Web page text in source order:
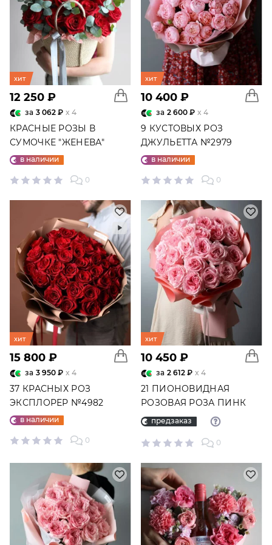
хит
12 250 ₽
за 3 062 ₽ x 4
КРАСНЫЕ РОЗЫ В
СУМОЧКЕ "ЖЕНЕВА"
№4488
в наличии
0
хит
10 400 ₽
за 2 600 ₽ x 4
9 КУСТОВЫХ РОЗ
ДЖУЛЬЕТТА №2979
в наличии
0
хит
15 800 ₽
за 3 950 ₽ x 4
37 КРАСНЫХ РОЗ
ЭКСПЛОРЕР №4982
в наличии
0
хит
10 450 ₽
за 2 612 ₽ x 4
21 ПИОНОВИДНАЯ
РОЗОВАЯ РОЗА ПИНК
ОХАРА №5687
предзаказ
0